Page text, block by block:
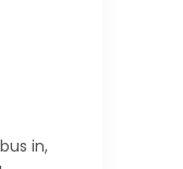
in,